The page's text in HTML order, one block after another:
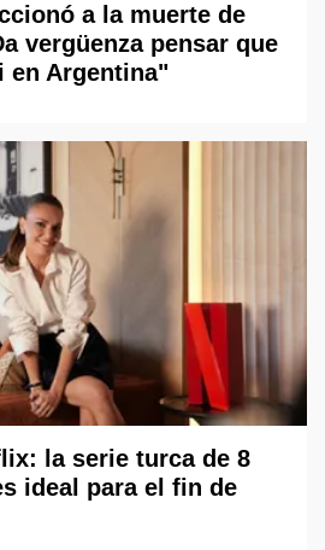
a la muerte de
vergüenza pensar que
en Argentina"
la serie turca de 8
ideal para el fin de